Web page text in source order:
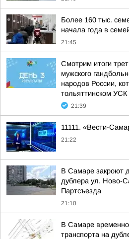
Более 160 тыс.
начала года в
21:45
Смотрим итоги
мужского
народов России,
тольяттинском
21:39
11111. «Вести-
21:22
В Самаре закроют
дублера ул. Ново-
Партсъезда
21:10
В Самаре
транспорта на